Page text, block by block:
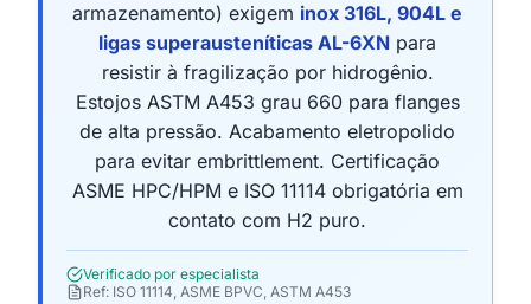
armazenamento) exigem inox 316L, 904L e
ligas superausteníticas AL-6XN para
resistir à fragilização por hidrogênio.
Estojos ASTM A453 grau 660 para flanges
de alta pressão. Acabamento eletropolido
para evitar embrittlement. Certificação
ASME HPC/HPM e ISO 11114 obrigatória em
contato com H2 puro.
Verificado por especialista
Ref: ISO 11114, ASME BPVC, ASTM A453